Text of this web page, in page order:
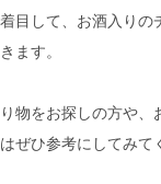
目して、お酒入りの
ます。
物をお探しの方や、
ぜひ参考にしてみて